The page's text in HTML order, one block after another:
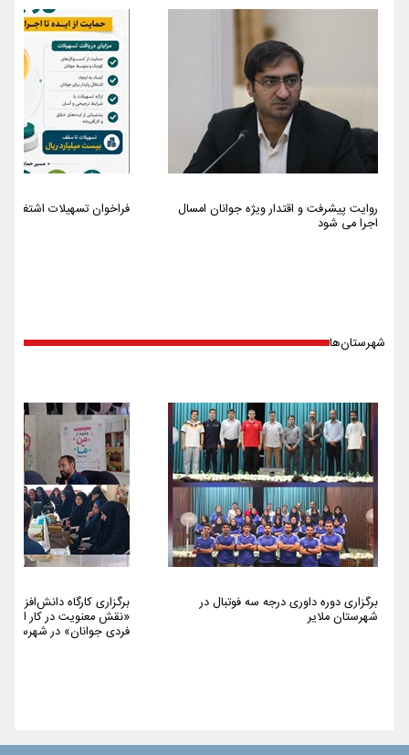
روایت پیشرفت و اقتدار ویژه جوانان امسال
اجرا می شود
فراخوان تسهیلات اشتغالزایی
شهرستان‌ها
برگزاری دوره داوری درجه سه فوتبال در
شهرستان ملایر
برگزاری کارگاه
«نقش معنویت در کار
فردی جوانان» در شهرستان